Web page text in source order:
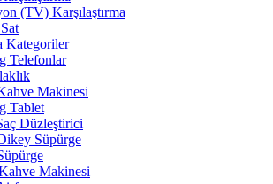
(TV) Karşılaştırma
Kategoriler
Telefonlar
Makinesi
Tablet
Düzleştirici
Süpürge
Makinesi